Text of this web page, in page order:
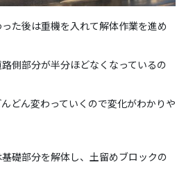
た後は重機を入れて解体作業を進め
側部分が半分ほどなくなっているの
どん変わっていくので変化がわかりや
礎部分を解体し、土留めブロックの